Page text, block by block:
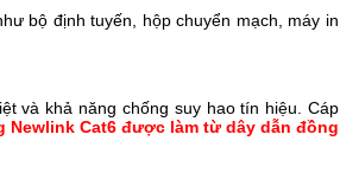
bộ định tuyến, hộp chuyển mạch, máy in
và khả năng chống suy hao tín hiệu. Cáp
Newlink Cat6 được làm từ dây dẫn đồng